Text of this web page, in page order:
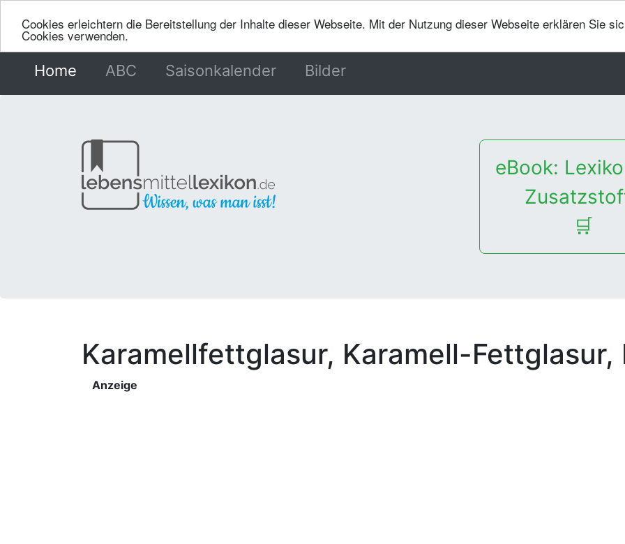
Cookies erleichtern die Bereitstellung der Inhalte dieser Webseite. Mit der Nutzung dieser Webseite erklären Sie
Cookies verwenden.
Home (current)
ABC Saisonkalender Bilder
eBook:
🛒
Karamellfettglasur, Karamell-Fettglasur,
Anzeige